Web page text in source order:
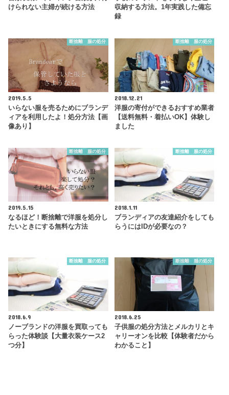
けられない主婦が続ける方法
収納する方法。1年実践した備忘
録
断捨離 服の処分
2019.5.5
いらない服を売るためにブランデ
ィアを利用したよ！処分方法【画
像あり】
断捨離 服の処分
2018.12.21
洋服の寄付ができるおすすめ業者
【送料無料・着払いOK】体験し
ました
断捨離 服の処分
2019.5.15
なるほど！断捨離で洋服を処分し
たいときにする無料な方法
断捨離 服の処分
2018.1.11
ブランディアの友達紹介をしても
らうにはIDが必要なの？
断捨離 服の処分
2018.6.9
ノーブランドの洋服を買取っても
らった体験談【大量衣装ケース2
つ分】
断捨離 服の処分
2018.6.25
子供服の処分方法とメルカリとキ
ャリーオンを比較【体験者だから
わかること】